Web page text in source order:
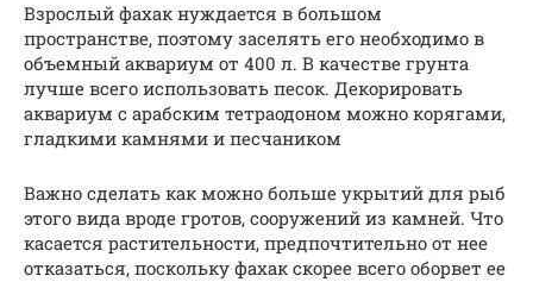
Взрослый фахак нуждается в большом
пространстве, поэтому заселять его необходимо в
объемный аквариум от 400 л. В качестве грунта
лучше всего использовать песок. Декорировать
аквариум с арабским тетраодоном можно корягами,
гладкими камнями и песчаником
Важно сделать как можно больше укрытий для рыб
этого вида вроде гротов, сооружений из камней. Что
касается растительности, предпочтительно от нее
отказаться, поскольку фахак скорее всего оборвет ее